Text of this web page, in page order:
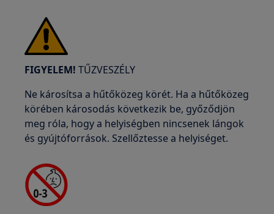
FIGYELEM! TŰZVESZÉLY
Ne károsítsa a hűtőközeg körét. Ha a hűtőközeg
körében károsodás következik be, győződjön
meg róla, hogy a helyiségben nincsenek lángok
és gyújtóforrások. Szellőztesse a helyiséget.